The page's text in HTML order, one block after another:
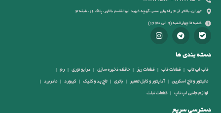
تهران، بالاتر از 4 راه ولی عصر، کوچه شهید ابوالقاسم بالاور، پلاک 16، طبقه 3
شنبه تا چهارشنبه (9 الی 16:30)
دسته بندی ها
قاب لپ تاپ قطعات قاب قطعات ریز حافظه ذخیره سازی درایو نوری رم
مانیتور و تاچ اسکرین آداپتور و کابل تعمیر باتری تاچ پد و کلیک کیبورد مادربرد
لوازم جانبی لپ تاپ قطعات تبلت
دسترسی سریع